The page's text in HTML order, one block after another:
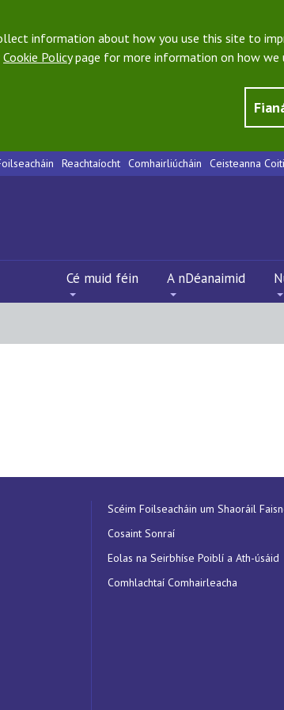
information about how you use this site to
Cookie Policypage for more information on how we
Reachtaíocht Comhairliúcháin Ceisteanna
Cé muid féin A nDéanaimid
Scéim Foilseacháin um Shaoráil
Cosaint Sonraí
Eolas na Seirbhíse Poiblí a Ath-úsáid
Comhlachtaí Comhairleacha